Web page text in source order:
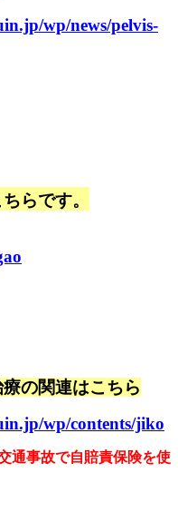
wp/news/pelvis-
らです。
の関連はこちら
wp/contents/jiko
通事故で自賠責保険を使